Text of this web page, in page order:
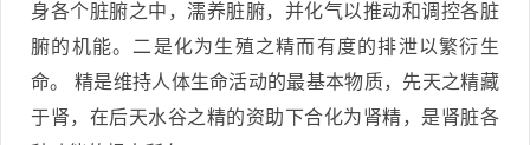
身各个脏腑之中，濡养脏腑，并化气以推动和调控各脏
腑的机能。二是化为生殖之精而有度的排泄以繁衍生
命。 精是维持人体生命活动的最基本物质，先天之精藏
于肾，在后天水谷之精的资助下合化为肾精，是肾脏各